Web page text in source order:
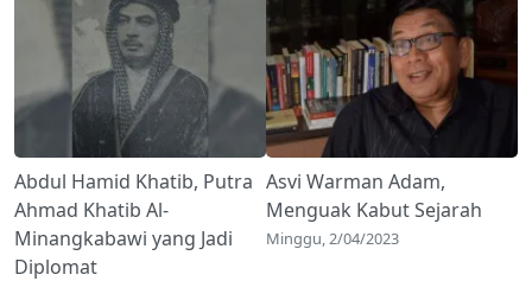
Abdul Hamid Khatib, Putra
Ahmad Khatib Al-
Minangkabawi yang Jadi
Diplomat
Asvi Warman Adam,
Menguak Kabut Sejarah
Minggu, 2/04/2023